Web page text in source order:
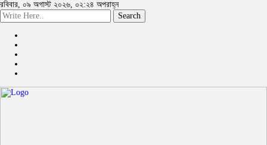
রবিবার, ০৯ অগাস্ট ২০২৬, ০২:২৪ অপরাহ্ন
Search